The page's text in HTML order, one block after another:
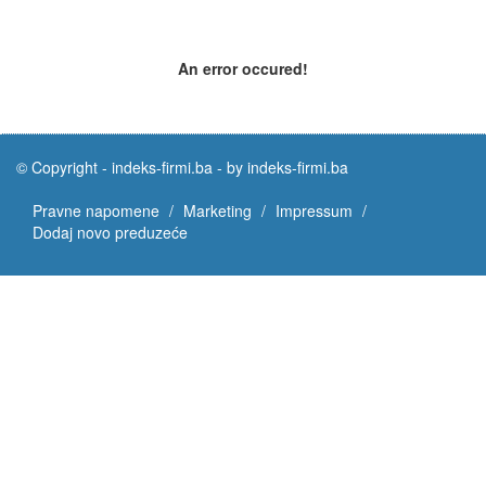
An error occured!
© Copyright - indeks-firmi.ba - by indeks-firmi.ba
Pravne napomene
Marketing
Impressum
Dodaj novo preduzeće